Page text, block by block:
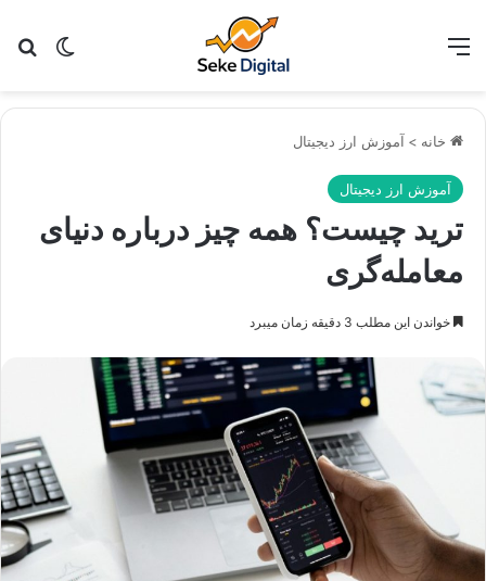
تغییر منو
خانه > آموزش ارز دیجیتال
آموزش ارز دیجیتال
ترید چیست؟ همه چیز درباره دنیای
معامله‌گری
خواندن این مطلب 3 دقیقه زمان میبرد